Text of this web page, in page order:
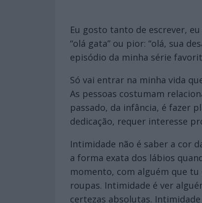
Eu gosto tanto de escrever,
“olá gata” ou pior: “olá, sua
episódio da minha série
Só vai entrar na minha vida
As pessoas costumam
passado, da infância, é fazer
dedicação, requer interesse
Intimidade não é saber a cor
a forma exata dos lábios
momento, com alguém que tu
roupas. Intimidade é ver
certezas absolutas.